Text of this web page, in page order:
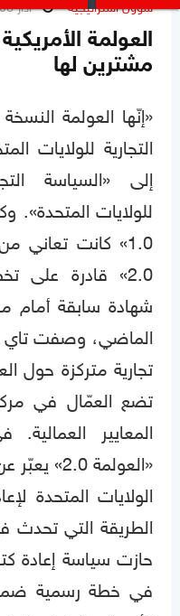
شؤون استراتيجية آذار 06, 2023
مشترين لها
التجارية للولايات
إلى «السياسة
للولايات المتحدة».
1.0» كانت تعاني
2.0» قادرة على
شهادة سابقة أمام
تجارية متركزة حول
تضع العمّال في
المعايير
«العولمة
الولايات المتحدة
الطريقة التي تحدث
حازت سياسة إعادة
في خطة رسمية ضمن